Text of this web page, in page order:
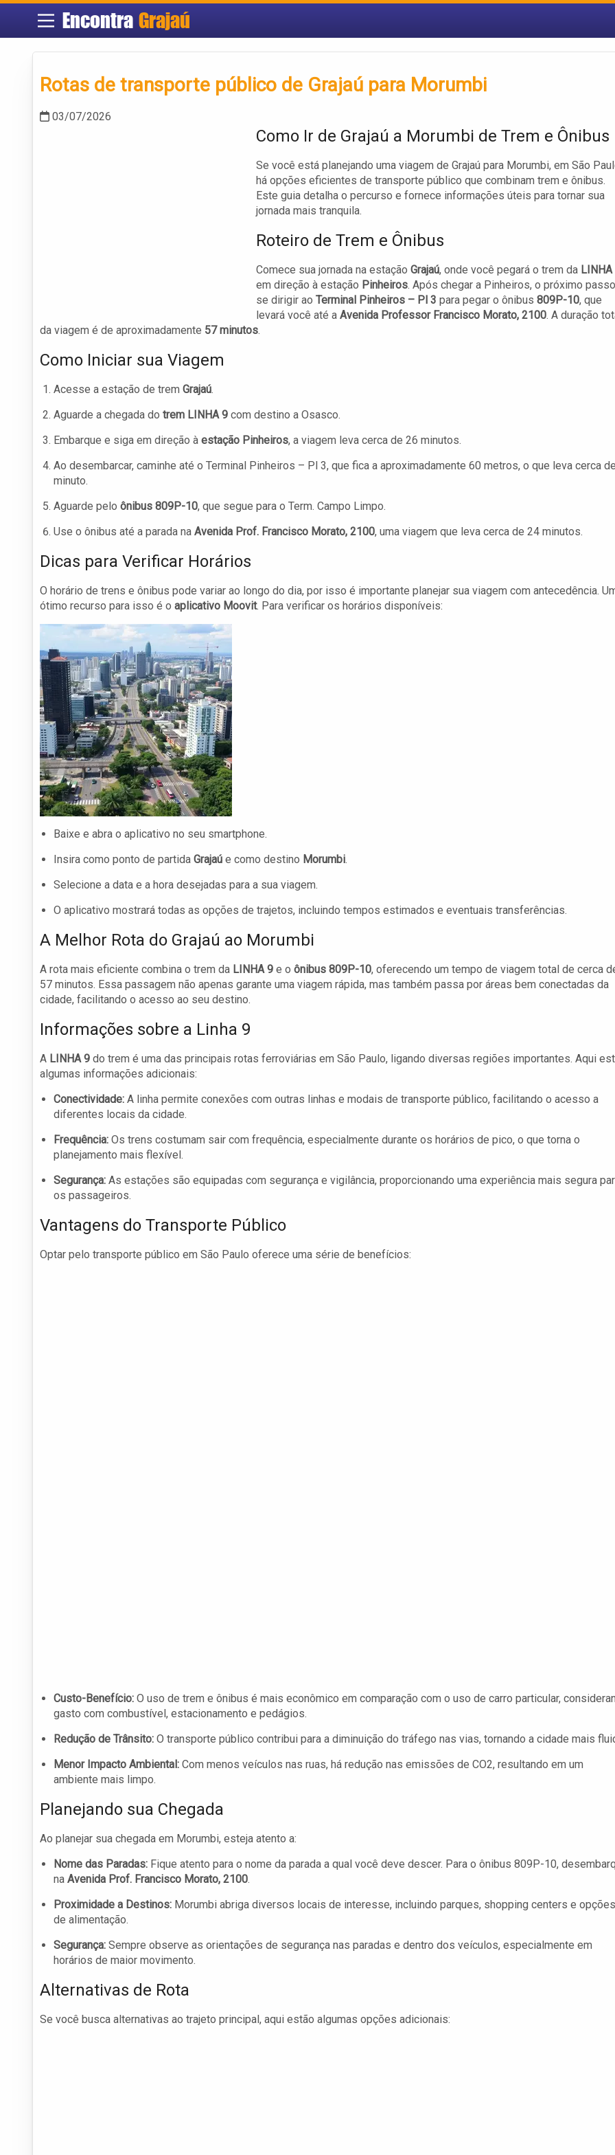
Encontra Grajaú
Rotas de transporte público de Grajaú para Morumbi
03/07/2026
Como Ir de Grajaú a Morumbi de Trem e Ônibus
Se você está planejando uma viagem de Grajaú para Morumbi, em São
há opções eficientes de transporte público que combinam trem e ônibus.
Este guia detalha o percurso e fornece informações úteis para tornar sua
jornada mais tranquila.
Roteiro de Trem e Ônibus
Comece sua jornada na estação Grajaú, onde você pegará o trem da LINHA
em direção à estação Pinheiros. Após chegar a Pinheiros, o próximo
se dirigir ao Terminal Pinheiros – Pl 3 para pegar o ônibus 809P-10, que
levará você até a Avenida Professor Francisco Morato, 2100. A duração
da viagem é de aproximadamente 57 minutos.
Como Iniciar sua Viagem
Acesse a estação de trem Grajaú.
Aguarde a chegada do trem LINHA 9 com destino a Osasco.
Embarque e siga em direção à estação Pinheiros, a viagem leva cerca de 26 minutos.
Ao desembarcar, caminhe até o Terminal Pinheiros – Pl 3, que fica a aproximadamente 60 metros, o que leva cerca
minuto.
Aguarde pelo ônibus 809P-10, que segue para o Term. Campo Limpo.
Use o ônibus até a parada na Avenida Prof. Francisco Morato, 2100, uma viagem que leva cerca de 24 minutos.
Dicas para Verificar Horários
O horário de trens e ônibus pode variar ao longo do dia, por isso é importante planejar sua viagem com antecedência.
ótimo recurso para isso é o aplicativo Moovit. Para verificar os horários disponíveis:
Baixe e abra o aplicativo no seu smartphone.
Insira como ponto de partida Grajaú e como destino Morumbi.
Selecione a data e a hora desejadas para a sua viagem.
O aplicativo mostrará todas as opções de trajetos, incluindo tempos estimados e eventuais transferências.
A Melhor Rota do Grajaú ao Morumbi
A rota mais eficiente combina o trem da LINHA 9 e o ônibus 809P-10, oferecendo um tempo de viagem total de cerca
57 minutos. Essa passagem não apenas garante uma viagem rápida, mas também passa por áreas bem conectadas da
cidade, facilitando o acesso ao seu destino.
Informações sobre a Linha 9
A LINHA 9 do trem é uma das principais rotas ferroviárias em São Paulo, ligando diversas regiões importantes. Aqui
algumas informações adicionais:
Conectividade: A linha permite conexões com outras linhas e modais de transporte público, facilitando o acesso a
diferentes locais da cidade.
Frequência: Os trens costumam sair com frequência, especialmente durante os horários de pico, o que torna o
planejamento mais flexível.
Segurança: As estações são equipadas com segurança e vigilância, proporcionando uma experiência mais segura
os passageiros.
Vantagens do Transporte Público
Optar pelo transporte público em São Paulo oferece uma série de benefícios:
Custo-Benefício: O uso de trem e ônibus é mais econômico em comparação com o uso de carro particular,
gasto com combustível, estacionamento e pedágios.
Redução de Trânsito: O transporte público contribui para a diminuição do tráfego nas vias, tornando a cidade mais
Menor Impacto Ambiental: Com menos veículos nas ruas, há redução nas emissões de CO2, resultando em um
ambiente mais limpo.
Planejando sua Chegada
Ao planejar sua chegada em Morumbi, esteja atento a:
Nome das Paradas: Fique atento para o nome da parada a qual você deve descer. Para o ônibus 809P-10,
na Avenida Prof. Francisco Morato, 2100.
Proximidade a Destinos: Morumbi abriga diversos locais de interesse, incluindo parques, shopping centers e opções
de alimentação.
Segurança: Sempre observe as orientações de segurança nas paradas e dentro dos veículos, especialmente em
horários de maior movimento.
Alternativas de Rota
Se você busca alternativas ao trajeto principal, aqui estão algumas opções adicionais: